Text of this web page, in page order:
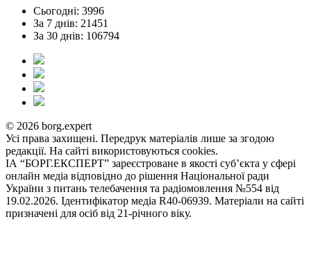
Сьогодні: 3996
За 7 днів: 21451
За 30 днів: 106794
© 2026 borg.expert
Усі права захищені. Передрук матеріалів лише за згодою
редакції. На сайті використовуються cookies.
ІА “БОРГ.ЕКСПЕРТ” зареєстроване в якості суб’єкта у сфері
онлайн медіа відповідно до рішення Національної ради
України з питань телебачення та радіомовлення №554 від
19.02.2026. Ідентифікатор медіа R40-06939. Матеріали на сайті
призначені для осіб від 21-річного віку.